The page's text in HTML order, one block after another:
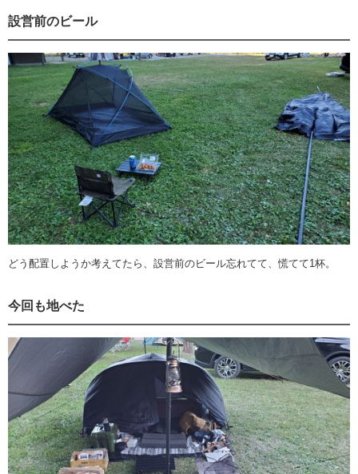
設営前のビール
どう配置しようか考えてたら、設営前のビール忘れてて、慌てて1杯。
今回も地べた